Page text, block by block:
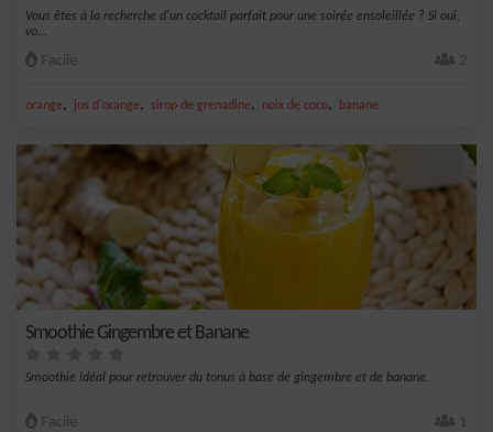
Vous êtes à la recherche d'un cocktail parfait pour une soirée ensoleillée ? Si oui,
vo...
Facile 2
orange, jus d'orange, sirop de grenadine, noix de coco, banane
Smoothie Gingembre et Banane
Smoothie idéal pour retrouver du tonus à base de gingembre et de banane.
Facile 1